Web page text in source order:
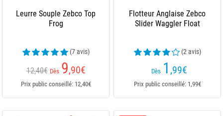
Leurre Souple Zebco Top
Frog
(7 avis)
12,40€ Dès 9,90€
Prix public conseillé: 12,40€
Flotteur Anglaise Zebco
Slider Waggler Float
(2 avis)
Dès 1 ,99€
Prix public conseillé: 1,99€